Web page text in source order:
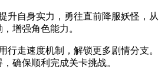
升自身实力，勇往直前降服妖怪，从
增强角色能力。
行走速度机制，解锁更多剧情分支。
确保顺利完成关卡挑战。